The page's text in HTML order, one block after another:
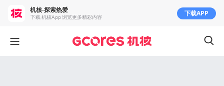
机核-探索热爱
下载 机核App 浏览更多精彩内容 下载APP